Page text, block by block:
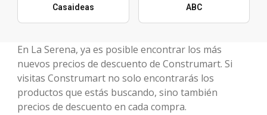
Casaideas ABC
En La Serena, ya es posible encontrar los más
nuevos precios de descuento de Construmart. Si
visitas Construmart no solo encontrarás los
productos que estás buscando, sino también
precios de descuento en cada compra.